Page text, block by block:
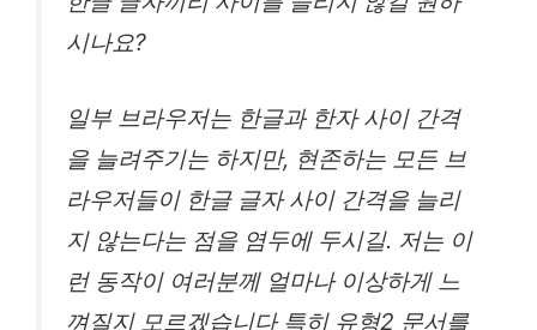
시나요?
일부 브라우저는 한글과 한자 사이 간격
을 늘려주기는 하지만, 현존하는 모든 브
라우저들이 한글 글자 사이 간격을 늘리
지 않는다는 점을 염두에 두시길. 저는 이
런 동작이 여러분께 얼마나 이상하게 느
껴질지 모르겠습니다 특히 유형2 문서를